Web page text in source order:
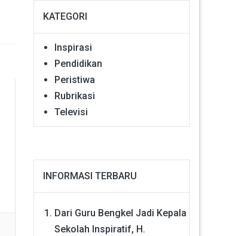
KATEGORI
Inspirasi
Pendidikan
Peristiwa
Rubrikasi
Televisi
INFORMASI TERBARU
Dari Guru Bengkel Jadi Kepala
Sekolah Inspiratif, H.